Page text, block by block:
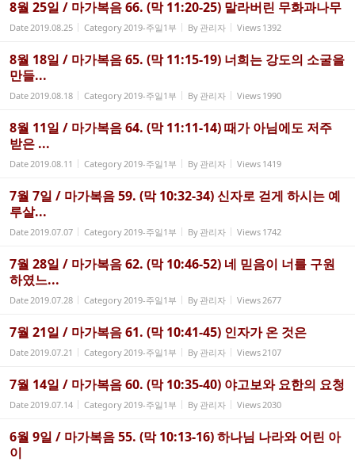
8월 25일 / 마가복음 66. (막 11:20-25) 말라버린 무화과나무
Date2019.08.25 Category2019-주일1부 By 관리자 Views 1392
8월 18일 / 마가복음 65. (막 11:15-19) 너희는 강도의 소굴을
만들...
Date2019.08.18 Category2019-주일1부 By 관리자 Views 1990
8월 11일 / 마가복음 64. (막 11:11-14) 때가 아님에도 저주
받은 ...
Date2019.08.11 Category2019-주일1부 By 관리자 Views 1419
7월 7일 / 마가복음 59. (막 10:32-34) 신자로 걷게 하시는 예
루살...
Date2019.07.07 Category2019-주일1부 By 관리자 Views 1742
7월 28일 / 마가복음 62. (막 10:46-52) 네 믿음이 너를 구원
하였느...
Date2019.07.28 Category2019-주일1부 By 관리자 Views2677
7월 21일 / 마가복음 61. (막 10:41-45) 인자가 온 것은
Date2019.07.21 Category2019-주일1부 By 관리자 Views2107
7월 14일 / 마가복음 60. (막 10:35-40) 야고보와 요한의 요청
Date2019.07.14 Category2019-주일1부 By 관리자 Views2030
6월 9일 / 마가복음 55. (막 10:13-16) 하나님 나라와 어린 아
이